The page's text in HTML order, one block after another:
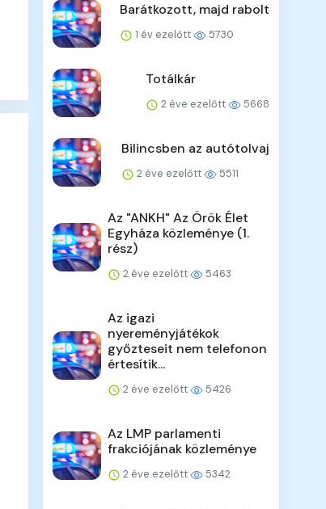
Barátkozott, majd rabolt
1 év ezelőtt 5730
Totálkár
2 éve ezelőtt 5668
Bilincsben az autótolvaj
2 éve ezelőtt 5511
Az "ANKH" Az Örök Élet
Egyháza közleménye (1.
rész)
2 éve ezelőtt 5463
Az igazi
nyereményjátékok
győzteseit nem telefonon
értesítik...
2 éve ezelőtt 5426
Az LMP parlamenti
frakciójának közleménye
2 éve ezelőtt 5342